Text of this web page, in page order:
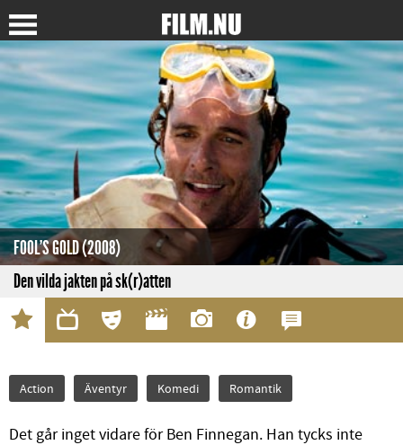
FOOL'S GOLD (2008)
Den vilda jakten på sk(r)atten
Action Äventyr Komedi Romantik
Det går inget vidare för Ben Finnegan. Han tycks inte